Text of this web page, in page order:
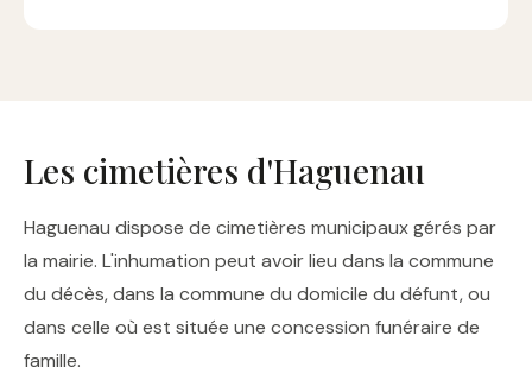
Les cimetières d'Haguenau
Haguenau dispose de cimetières municipaux gérés par
la mairie. L'inhumation peut avoir lieu dans la commune
du décès, dans la commune du domicile du défunt, ou
dans celle où est située une concession funéraire de
famille.